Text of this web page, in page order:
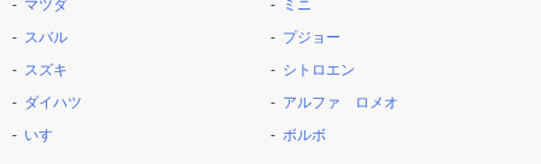
マツダ
スバル
スズキ
ダイハツ
いすゞ
ミニ
プジョー
シトロエン
アルファ ロメオ
ボルボ